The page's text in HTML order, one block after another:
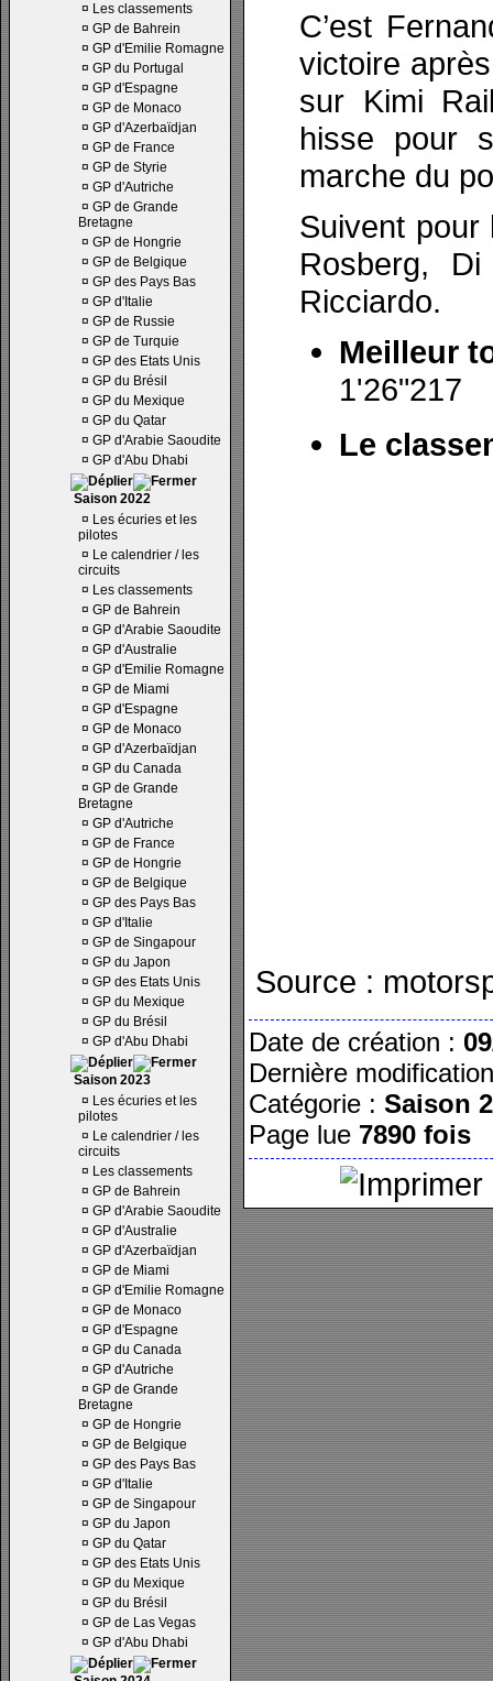
¤ Les classements
¤ GP de Bahrein
¤ GP d'Emilie Romagne
¤ GP du Portugal
¤ GP d'Espagne
¤ GP de Monaco
¤ GP d'Azerbaïdjan
¤ GP de France
¤ GP de Styrie
¤ GP d'Autriche
¤ GP de Grande
Bretagne
¤ GP de Hongrie
¤ GP de Belgique
¤ GP des Pays Bas
¤ GP d'Italie
¤ GP de Russie
¤ GP de Turquie
¤ GP des Etats Unis
¤ GP du Brésil
¤ GP du Mexique
¤ GP du Qatar
¤ GP d'Arabie Saoudite
¤ GP d'Abu Dhabi
Saison 2022
¤ Les écuries et les
pilotes
¤ Le calendrier / les
circuits
¤ Les classements
¤ GP de Bahrein
¤ GP d'Arabie Saoudite
¤ GP d'Australie
¤ GP d'Emilie Romagne
¤ GP de Miami
¤ GP d'Espagne
¤ GP de Monaco
¤ GP d'Azerbaïdjan
¤ GP du Canada
¤ GP de Grande
Bretagne
¤ GP d'Autriche
¤ GP de France
¤ GP de Hongrie
¤ GP de Belgique
¤ GP des Pays Bas
¤ GP d'Italie
¤ GP de Singapour
¤ GP du Japon
¤ GP des Etats Unis
¤ GP du Mexique
¤ GP du Brésil
¤ GP d'Abu Dhabi
Saison 2023
¤ Les écuries et les
pilotes
¤ Le calendrier / les
circuits
¤ Les classements
¤ GP de Bahrein
¤ GP d'Arabie Saoudite
¤ GP d'Australie
¤ GP d'Azerbaïdjan
¤ GP de Miami
¤ GP d'Emilie Romagne
¤ GP de Monaco
¤ GP d'Espagne
¤ GP du Canada
¤ GP d'Autriche
¤ GP de Grande
Bretagne
¤ GP de Hongrie
¤ GP de Belgique
¤ GP des Pays Bas
¤ GP d'Italie
¤ GP de Singapour
¤ GP du Japon
¤ GP du Qatar
¤ GP des Etats Unis
¤ GP du Mexique
¤ GP du Brésil
¤ GP de Las Vegas
¤ GP d'Abu Dhabi
C’est
victoire
sur Kimi
hisse pour
marche du
Suivent pour
Rosberg,
Ricciardo.
Meilleur
1'26"217
Le
Source :
Date de création :
Dernière
Catégorie : Saison
Page lue 7890 fois